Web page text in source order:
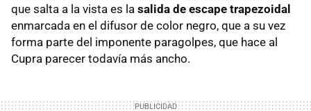
que salta a la vista es la salida de escape trapezoidal
enmarcada en el difusor de color negro, que a su vez
forma parte del imponente paragolpes, que hace al
Cupra parecer todavía más ancho.